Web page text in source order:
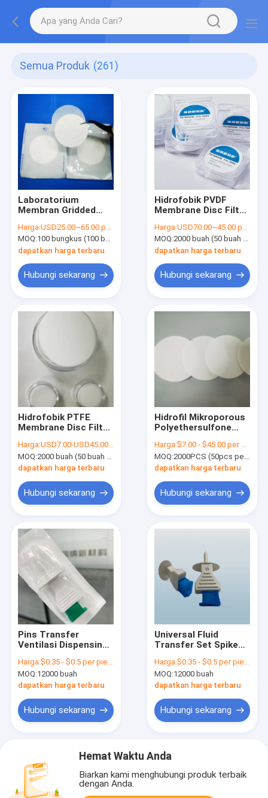
Semua Produk (261)
Laboratorium
Membran Gridded
Steril Untuk Tes
Batas Mikrobial
Harga:USD25.00~65.00 per pack
MOQ:100 bungkus (100 buah per bungkus)
dapatkan harga terbaru
Hubungi sekarang
Hidrofobik PVDF
Membrane Disc Filter
Pengolahan hidrofil
Harga:USD70.00~45.00 per pack
MOQ:2000 buah (50 buah per bungkus)
dapatkan harga terbaru
Hubungi sekarang
Hidrofobik PTFE
Membrane Disc Filter
Penyedutan Bakteri
Harga:USD7.00-USD45.00 per pack
MOQ:2000 buah (50 buah per bungkus)
dapatkan harga terbaru
Hubungi sekarang
Hidrofil Mikroporous
Polyethersulfone
Filter Porositas
Tinggi
Harga:$7.00 - $45.00 per pack
MOQ:2000PCS (50pcs per bungkus)
dapatkan harga terbaru
Hubungi sekarang
Pins Transfer
Ventilasi Dispensing
Aksesoris
Harga:$0.35 - $0.5 per piece
MOQ:12000 buah
dapatkan harga terbaru
Hubungi sekarang
Universal Fluid
Transfer Set Spike
Vent Dan Flip Cap
Harga:$0.35 - $0.5 per piece
MOQ:12000 buah
dapatkan harga terbaru
Hubungi sekarang
Hemat Waktu Anda
Biarkan kami menghubungi produk terbaik
dengan Anda.